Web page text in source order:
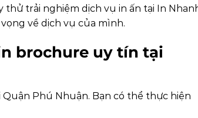
thử trải nghiệm dịch vụ in ấn tại In
về dịch vụ của mình.
brochure uy tín tại
Quận Phú Nhuận. Bạn có thể thực hiện